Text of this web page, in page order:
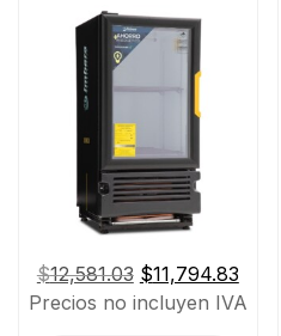
$12,581.03 El
precio
$11,794.83El
Precios no incluyen IVA